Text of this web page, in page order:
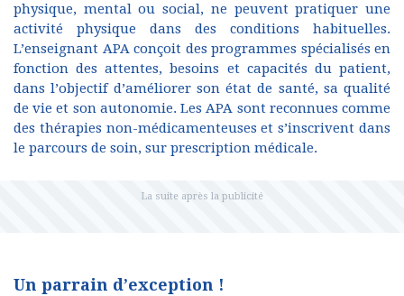
physique, mental ou social, ne peuvent pratiquer une
activité physique dans des conditions habituelles.
L’enseignant APA conçoit des programmes spécialisés en
fonction des attentes, besoins et capacités du patient,
dans l’objectif d’améliorer son état de santé, sa qualité
de vie et son autonomie. Les APA sont reconnues comme
des thérapies non-médicamenteuses et s’inscrivent dans
le parcours de soin, sur prescription médicale.
Un parrain d’exception !